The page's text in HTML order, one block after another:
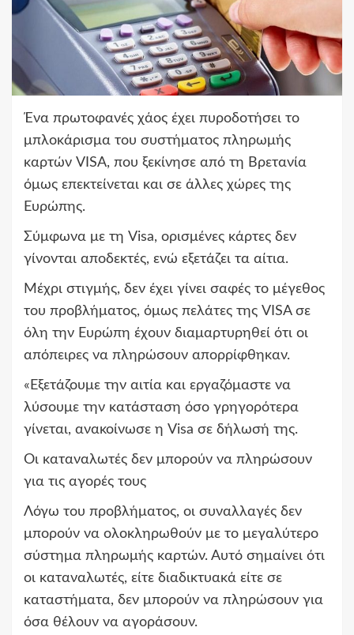
Ένα πρωτοφανές χάος έχει πυροδοτήσει το
μπλοκάρισμα του συστήματος πληρωμής
καρτών VISA, που ξεκίνησε από τη Βρετανία
όμως επεκτείνεται και σε άλλες χώρες της
Ευρώπης.
Σύμφωνα με τη Visa, ορισμένες κάρτες δεν
γίνονται αποδεκτές, ενώ εξετάζει τα αίτια.
Μέχρι στιγμής, δεν έχει γίνει σαφές το μέγεθος
του προβλήματος, όμως πελάτες της VISA σε
όλη την Ευρώπη έχουν διαμαρτυρηθεί ότι οι
απόπειρες να πληρώσουν απορρίφθηκαν.
«Εξετάζουμε την αιτία και εργαζόμαστε να
λύσουμε την κατάσταση όσο γρηγορότερα
γίνεται, ανακοίνωσε η Visa σε δήλωσή της.
Οι καταναλωτές δεν μπορούν να πληρώσουν
για τις αγορές τους
Λόγω του προβλήματος, οι συναλλαγές δεν
μπορούν να ολοκληρωθούν με το μεγαλύτερο
σύστημα πληρωμής καρτών. Αυτό σημαίνει ότι
οι καταναλωτές, είτε διαδικτυακά είτε σε
καταστήματα, δεν μπορούν να πληρώσουν για
όσα θέλουν να αγοράσουν.